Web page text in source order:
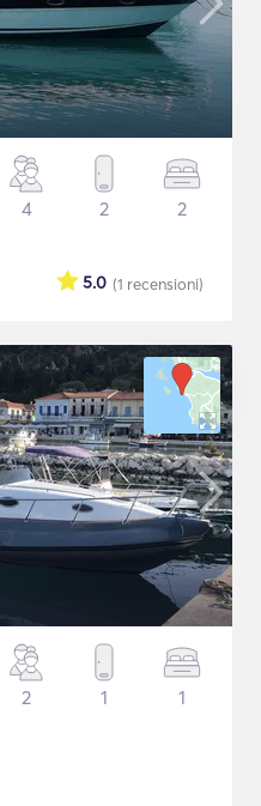
4 2 2
(1 recensioni)
5.0
2 1 1